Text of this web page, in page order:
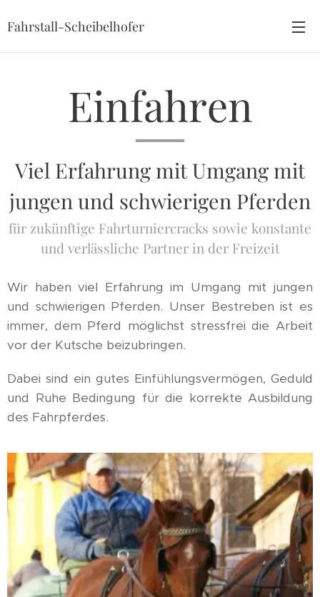
Fahrstall-Scheibelhofer
Einfahren
Viel Erfahrung mit Umgang mit
jungen und schwierigen Pferden
für zukünftige Fahrturniercracks sowie konstante
und verlässliche Partner in der Freizeit
Wir haben viel Erfahrung im Umgang mit jungen
und schwierigen Pferden. Unser Bestreben ist es
immer, dem Pferd möglichst stressfrei die Arbeit
vor der Kutsche beizubringen.
Dabei sind ein gutes Einfühlungsvermögen, Geduld
und Ruhe Bedingung für die korrekte Ausbildung
des Fahrpferdes.